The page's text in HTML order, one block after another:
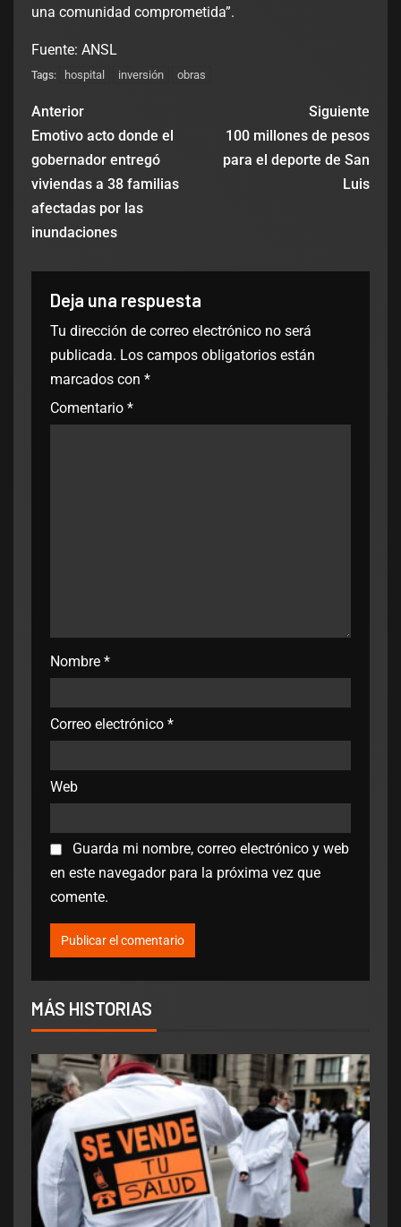
una comunidad comprometida”.
Fuente: ANSL
Tags: hospital inversión obras
Anterior
Emotivo acto donde el
gobernador entregó
viviendas a 38 familias
afectadas por las
inundaciones
Siguiente
100 millones de pesos
para el deporte de San
Luis
Deja una respuesta
Tu dirección de correo electrónico no será
publicada. Los campos obligatorios están
marcados con *
Comentario *
Nombre *
Correo electrónico *
Web
Guarda mi nombre, correo electrónico y web
en este navegador para la próxima vez que
comente.
MÁS HISTORIAS